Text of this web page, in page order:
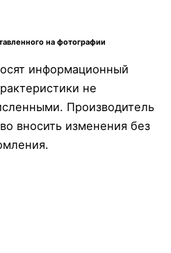
на фотографии
информационный
не
Производитель
вносить изменения без